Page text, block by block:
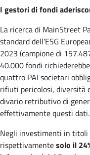
I gestori di fondi
La ricerca di MainStreet
standard dell’ESG
2023 (campione di
40.000 fondi
quattro PAI societari
rifiuti pericolosi, diversità
divario retributivo di
effettivamente questi dati.
Negli investimenti in titoli
rispettivamentesolo il